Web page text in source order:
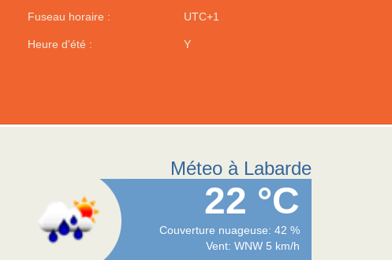
Fuseau horaire : UTC+1
Heure d'été : Y
Méteo à Labarde
22 °C
Couverture nuageuse: 42 %
Vent: WNW 5 km/h